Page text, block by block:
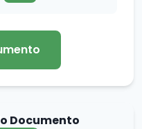
Documento